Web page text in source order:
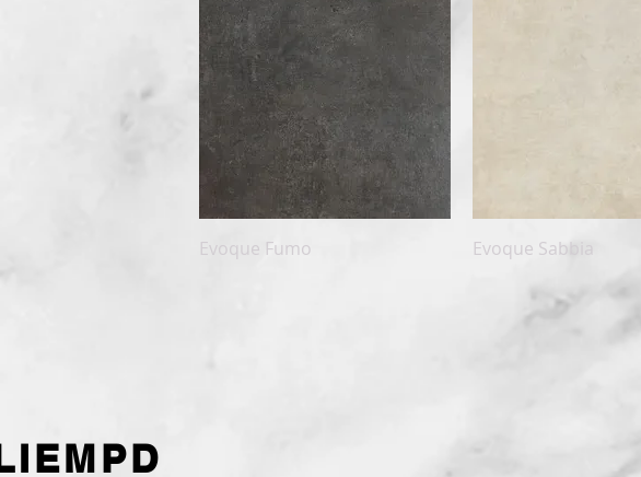
Snel overzicht
Evoque Fumo Snel overzicht
Evoque Sabbia